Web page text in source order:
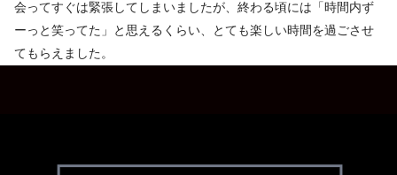
会ってすぐは緊張してしまいましたが、終わる頃には「時間内ず
ーっと笑ってた」と思えるくらい、とても楽しい時間を過ごさせ
てもらえました。